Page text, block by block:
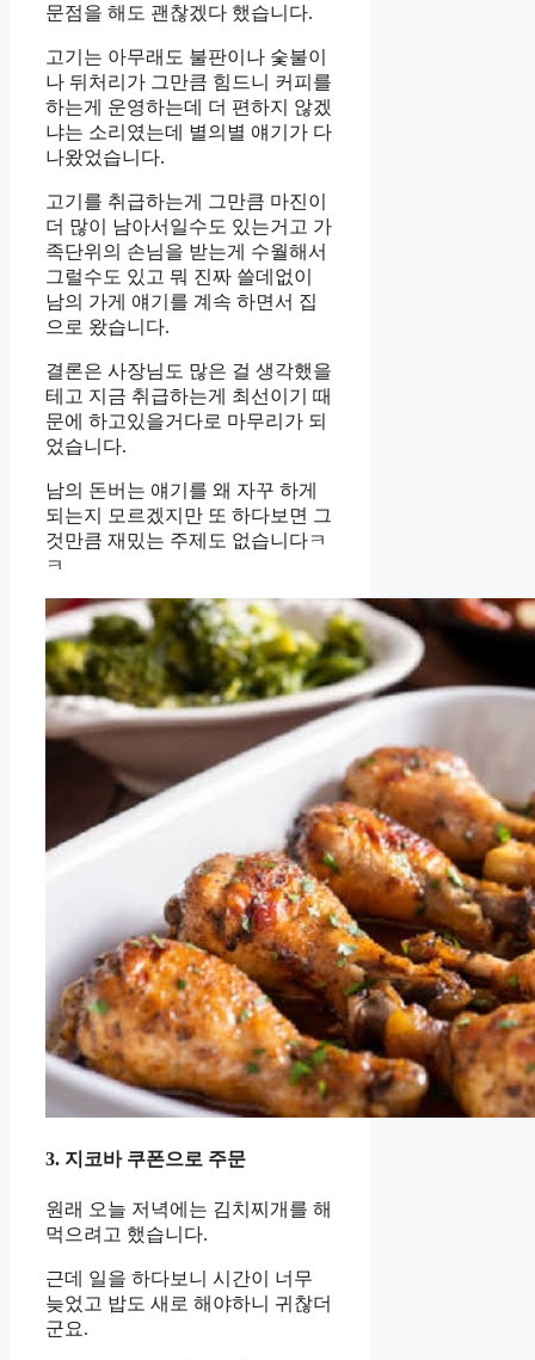
문점을 해도 괜찮겠다 했습니다.
고기는 아무래도 불판이나 숯불이
나 뒤처리가 그만큼 힘드니 커피를
하는게 운영하는데 더 편하지 않겠
냐는 소리였는데 별의별 얘기가 다
나왔었습니다.
고기를 취급하는게 그만큼 마진이
더 많이 남아서일수도 있는거고 가
족단위의 손님을 받는게 수월해서
그럴수도 있고 뭐 진짜 쓸데없이
남의 가게 얘기를 계속 하면서 집
으로 왔습니다.
결론은 사장님도 많은 걸 생각했을
테고 지금 취급하는게 최선이기 때
문에 하고있을거다로 마무리가 되
었습니다.
남의 돈버는 얘기를 왜 자꾸 하게
되는지 모르겠지만 또 하다보면 그
것만큼 재밌는 주제도 없습니다ㅋ
ㅋ
3. 지코바 쿠폰으로 주문
원래 오늘 저녁에는 김치찌개를 해
먹으려고 했습니다.
근데 일을 하다보니 시간이 너무
늦었고 밥도 새로 해야하니 귀찮더
군요.